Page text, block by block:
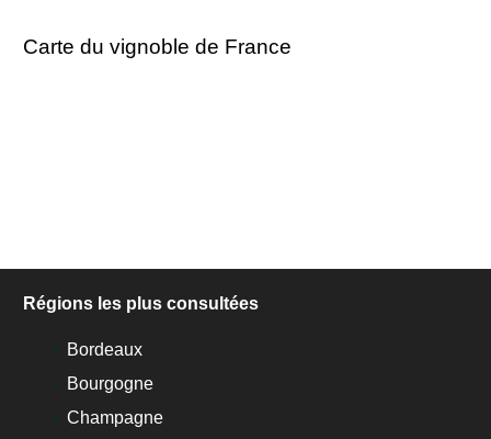
Carte du vignoble de France
Régions les plus consultées
Bordeaux
Bourgogne
Champagne